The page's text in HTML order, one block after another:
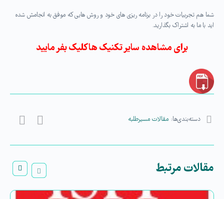
شما هم تجربیات خود را در برنامه ریزی های خود و روش هایی که موفق به انجامش شده
اید با ما به اشتراک بگذارید.
برای مشاهده سایر تکنیک ها کلیک بفر مایید
دسته‌بندی‌ها: مقالات مسیرطلبه
مقالات مرتبط